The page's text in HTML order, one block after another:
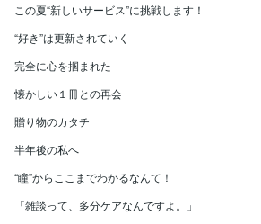
この夏“新しいサービス”に挑戦します！
“好き”は更新されていく
完全に心を掴まれた
懐かしい１冊との再会
贈り物のカタチ
半年後の私へ
“瞳”からここまでわかるなんて！
「雑談って、多分ケアなんですよ。」